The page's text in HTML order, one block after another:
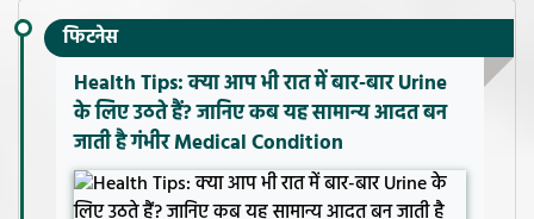
फिटनेस
Health Tips: क्या आप भी रात में बार-बार Urine
के लिए उठते हैं? जानिए कब यह सामान्य आदत बन
जाती है गंभीर Medical Condition